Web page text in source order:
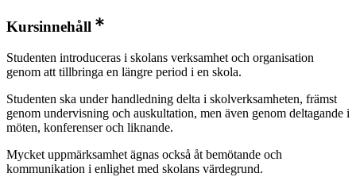
Kursinnehåll
Studenten introduceras i skolans verksamhet och organisation
genom att tillbringa en längre period i en skola.
Studenten ska under handledning delta i skolverksamheten, främst
genom undervisning och auskultation, men även genom deltagande i
möten, konferenser och liknande.
Mycket uppmärksamhet ägnas också åt bemötande och
kommunikation i enlighet med skolans värdegrund.